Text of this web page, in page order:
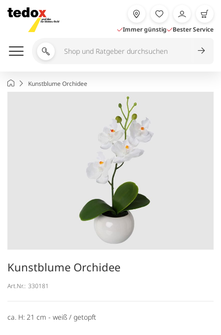
Inhalt
springen
Immer günstig Bester Service
Shop
durchsuchen
StartseiteKunstblume Orchidee
Kunstblume Orchidee
Art.Nr.: 330181
ca. H: 21 cm - weiß / getopft